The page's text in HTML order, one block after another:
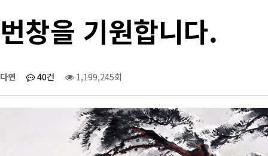
번창을 기원합니다.
다연 40건 1,199,245회